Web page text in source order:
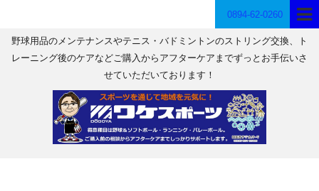
0894-62-0260
野球用品のメンテナンスやテニス・バドミントンのストリング交換、ト
レーニング後のケアなどご購入からアフターケアまでずっとお手伝いさ
せていただいております！